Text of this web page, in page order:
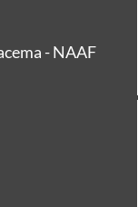
- NAAF